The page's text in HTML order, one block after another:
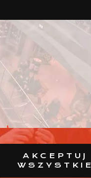
AKCEPTUJ
WSZYSTKIE